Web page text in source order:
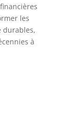
les
durables,
à